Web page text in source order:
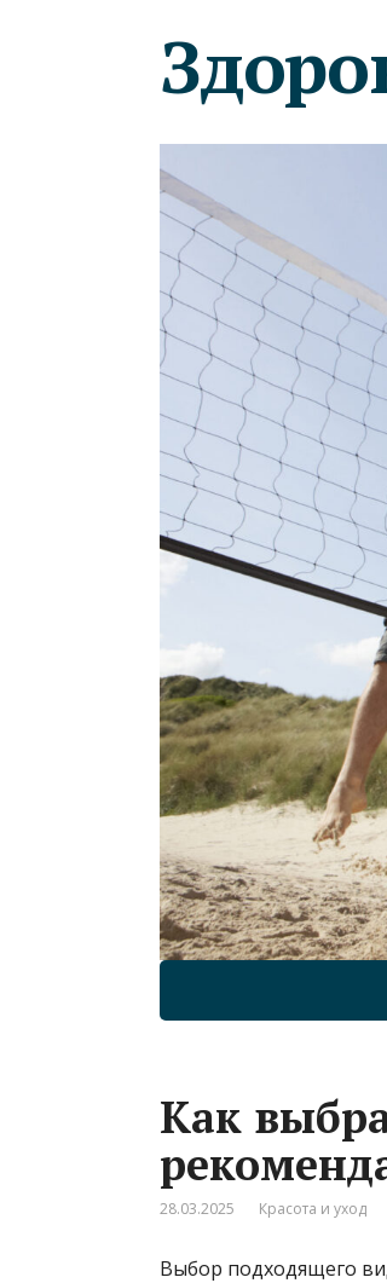
Как
28.03.2025 Красота и уход
Выбор подходящего